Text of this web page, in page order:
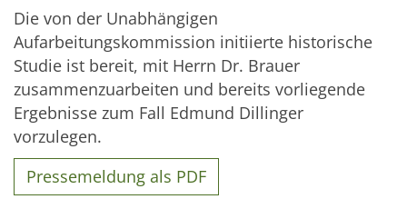
Die von der Unabhängigen
Aufarbeitungskommission initiierte historische
Studie ist bereit, mit Herrn Dr. Brauer
zusammenzuarbeiten und bereits vorliegende
Ergebnisse zum Fall Edmund Dillinger
vorzulegen.
Pressemeldung als PDF